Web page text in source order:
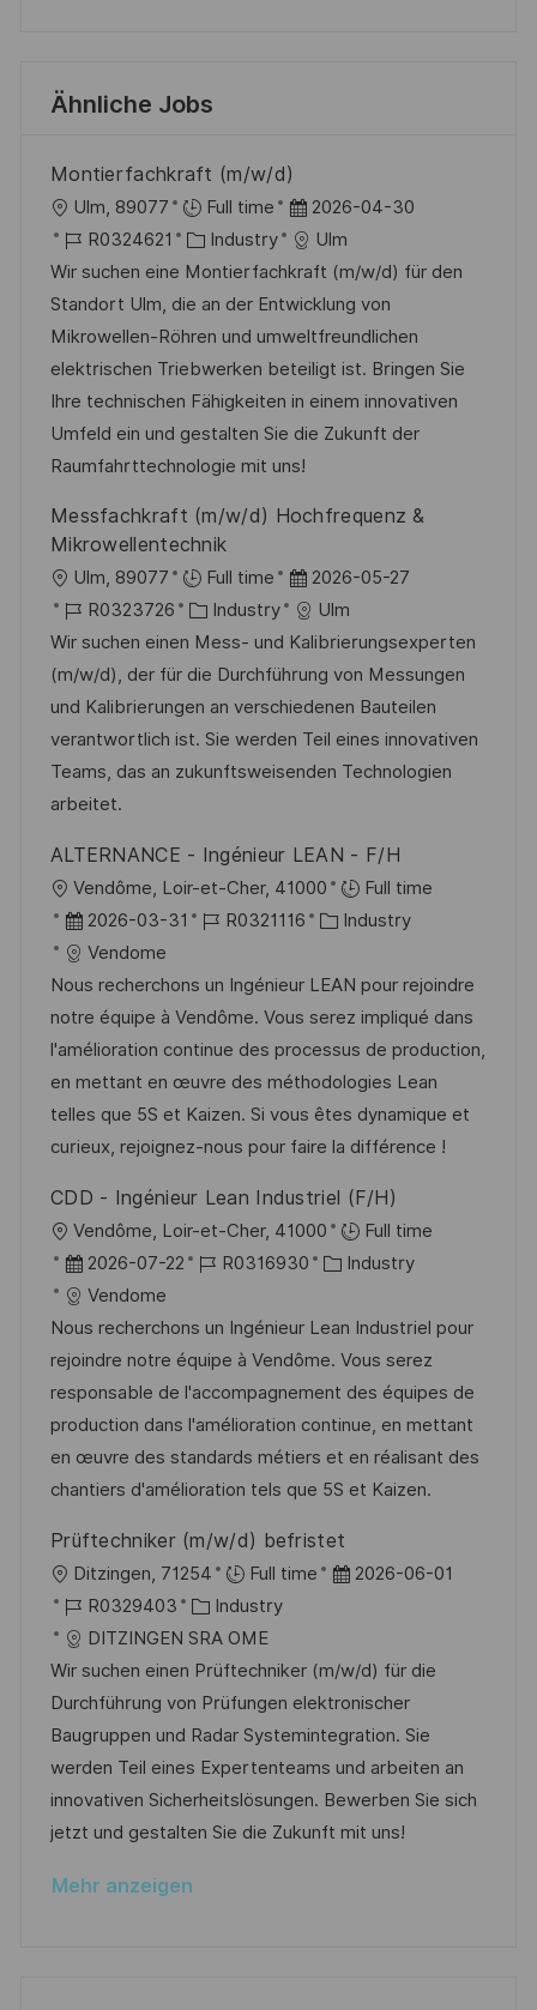
Ähnliche Jobs
Montierfachkraft (m/w/d)
O
r
t
Ulm, 89077 Full time
D
a
t
u
m
d
e
r
V
r
f
h
u
n
2026-04-30
J
o
b
-
I
D
R0324621
K
a
t
e
g
o
r
i
Industry
Ulm
Wir suchen eine Montierfachkraft (m/w/d) für den
Standort Ulm, die an der Entwicklung von
Mikrowellen-Röhren und umweltfreundlichen
elektrischen Triebwerken beteiligt ist. Bringen Sie
Ihre technischen Fähigkeiten in einem innovativen
Umfeld ein und gestalten Sie die Zukunft der
Raumfahrttechnologie mit uns!
Messfachkraft (m/w/d) Hochfrequenz &
Mikrowellentechnik
O
r
t
Ulm, 89077 Full time
D
a
t
u
m
d
e
e
r
ö
f
e
n
t
l
c
h
u
g
2026-05-27
J
o
b
-
I
D
R0323726
K
a
t
e
g
o
Industry
Ulm
Wir suchen einen Mess- und Kalibrierungsexperten
(m/w/d), der für die Durchführung von Messungen
und Kalibrierungen an verschiedenen Bauteilen
verantwortlich ist. Sie werden Teil eines innovativen
Teams, das an zukunftsweisenden Technologien
arbeitet.
ALTERNANCE - Ingénieur LEAN - F/H
O
r
t
Vendôme, Loir-et-Cher, 41000
Full time
D
a
t
u
m
d
e
r
e
r
ö
f
f
e
n
t
l
i
c
h
u
n
g
2026-03-31
J
b
-
I
D
R0321116
K
t
e
g
o
r
i
Industry
Vendome
Nous recherchons un Ingénieur LEAN pour rejoindre
notre équipe à Vendôme. Vous serez impliqué dans
l'amélioration continue des processus de production,
en mettant en œuvre des méthodologies Lean
telles que 5S et Kaizen. Si vous êtes dynamique et
curieux, rejoignez-nous pour faire la différence !
CDD - Ingénieur Lean Industriel (F/H)
O
r
t
Vendôme, Loir-et-Cher, 41000
Full time
D
a
t
u
m
d
e
r
e
r
ö
f
f
e
n
t
l
i
c
2026-07-22
J
b
-
I
D
R0316930
K
t
e
g
o
r
i
Industry
Vendome
Nous recherchons un Ingénieur Lean Industriel pour
rejoindre notre équipe à Vendôme. Vous serez
responsable de l'accompagnement des équipes de
production dans l'amélioration continue, en mettant
en œuvre des standards métiers et en réalisant des
chantiers d'amélioration tels que 5S et Kaizen.
Prüftechniker (m/w/d) befristet
O
r
t
Ditzingen, 71254 Full time
D
u
m
d
e
r
V
2026-06-01
J
o
b
-
I
D
R0329403
K
a
t
e
g
o
r
i
Industry
DITZINGEN SRA OME
Wir suchen einen Prüftechniker (m/w/d) für die
Durchführung von Prüfungen elektronischer
Baugruppen und Radar Systemintegration. Sie
werden Teil eines Expertenteams und arbeiten an
innovativen Sicherheitslösungen. Bewerben Sie sich
jetzt und gestalten Sie die Zukunft mit uns!
Mehr anzeigen